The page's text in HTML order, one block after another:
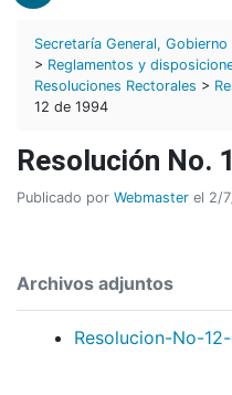
Secretaría General,
> Reglamentos y
Resoluciones Rectorales >
12 de 1994
Resolución No.
Publicado por Webmaster el 2/
Archivos adjuntos
Resolucion-No-